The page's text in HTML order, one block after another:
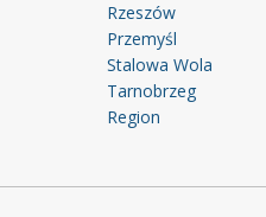
Rzeszów
Przemyśl
Stalowa Wola
Tarnobrzeg
Region